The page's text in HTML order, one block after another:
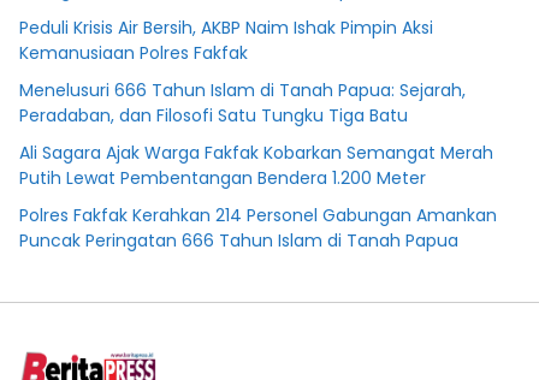
Peduli Krisis Air Bersih, AKBP Naim Ishak Pimpin Aksi
Kemanusiaan Polres Fakfak
Menelusuri 666 Tahun Islam di Tanah Papua: Sejarah,
Peradaban, dan Filosofi Satu Tungku Tiga Batu
Ali Sagara Ajak Warga Fakfak Kobarkan Semangat Merah
Putih Lewat Pembentangan Bendera 1.200 Meter
Polres Fakfak Kerahkan 214 Personel Gabungan Amankan
Puncak Peringatan 666 Tahun Islam di Tanah Papua